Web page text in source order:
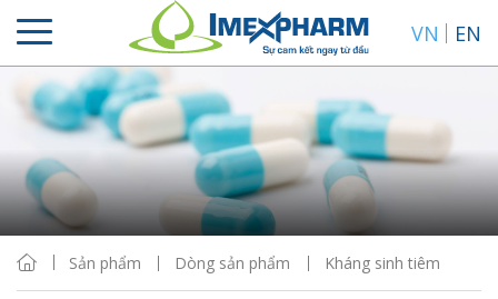
VN EN
Sản phẩm Dòng sản phẩm Kháng sinh tiêm
Sắp xếp
Hiển thị